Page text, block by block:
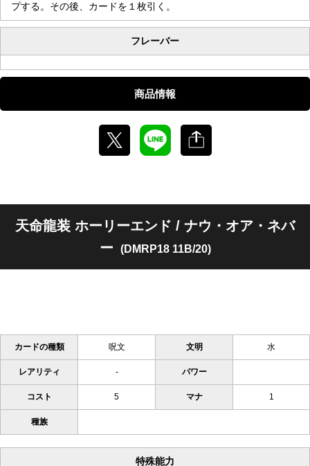
プする。その後、カードを１枚引く。
フレーバー
商品情報
天命龍装 ホーリーエンド / ナウ・オア・ネバ
ー
(DMRP18 11B/20)
カードの種類 呪文 文明 水
レアリティ - パワー
コスト 5 マナ 1
種族
特殊能力